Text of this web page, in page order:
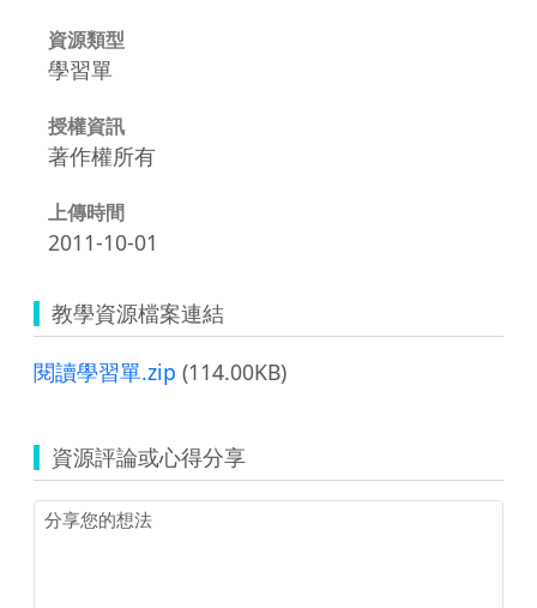
資源類型
學習單
授權資訊
著作權所有
上傳時間
2011-10-01
教學資源檔案連結
閱讀學習單.zip (114.00KB)
資源評論或心得分享